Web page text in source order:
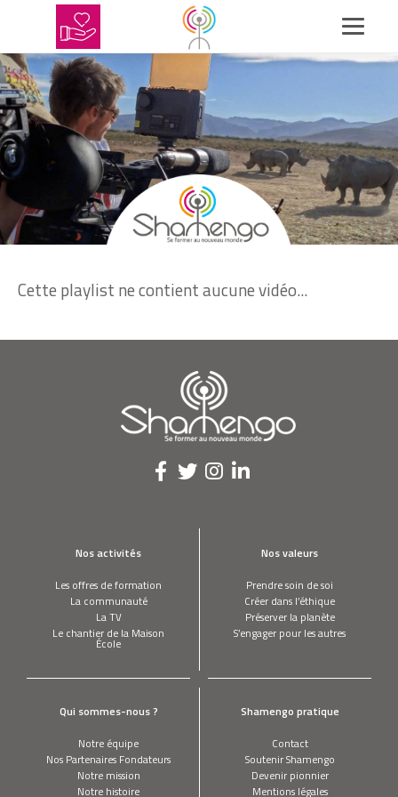
Cette playlist ne contient aucune vidéo...
Nos activités
Les offres de formation
La communauté
La TV
Le chantier de la Maison
École
Nos valeurs
Prendre soin de soi
Créer dans l’éthique
Préserver la planète
S’engager pour les autres
Qui sommes-nous ?
Notre équipe
Nos Partenaires Fondateurs
Notre mission
Notre histoire
Shamengo pratique
Contact
Soutenir Shamengo
Devenir pionnier
Mentions légales